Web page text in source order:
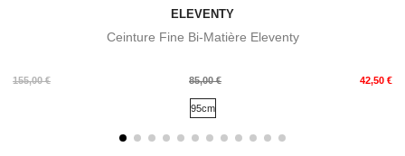
ELEVENTY
Ceinture Fine Bi-Matière Eleventy
155,00 €
Prix
85,00 € 42,50 €
Prix
95cm